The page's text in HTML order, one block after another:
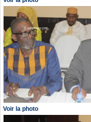
Voir la photo